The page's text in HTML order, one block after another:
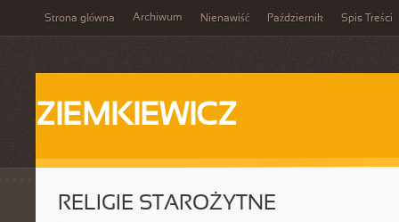
Strona główna Archiwum Nienawiść Październik Spis Treści
ZIEMKIEWICZ
RELIGIE STAROŻYTNE